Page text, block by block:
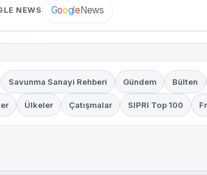
NEWS GoogleNews
Savunma Sanayi Rehberi Gündem Bülten
Ülkeler Çatışmalar SIPRI Top 100